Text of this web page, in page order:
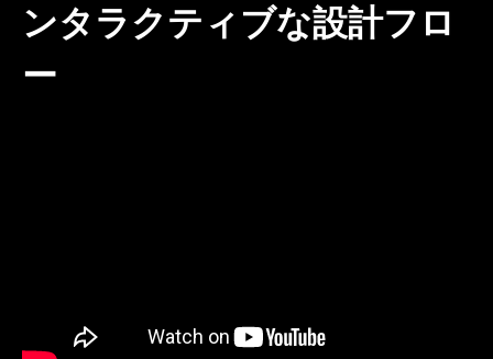
ンタラクティブな設計フロ
ー